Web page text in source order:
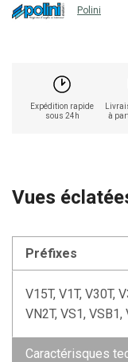
Polini
Expédition rapide
sous 24h
à
Vues
Préfixes
V15T, V1T, V30T,
VN2T, VS1, VSB1,
Caractérisques